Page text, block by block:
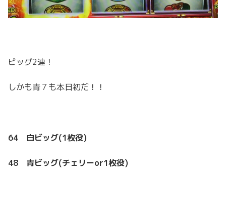
ビッグ2連！
しかも青７も本日初だ！！
64 白ビッグ(1枚役)
48 青ビッグ(チェリーor1枚役)